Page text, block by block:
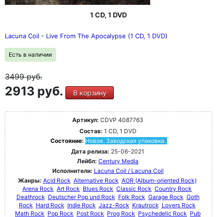
1 CD, 1 DVD
Lacuna Coil - Live From The Apocalypse (1 CD, 1 DVD)
Есть в наличии
3499руб.
2913 руб. В корзину
Артикул: CDVP 4087763
Состав: 1 CD, 1 DVD
Состояние: Новое. Заводская упаковка.
Дата релиза: 25-06-2021
Лейбл: Century Media
Исполнители: Lacuna Coil / Lacuna Coil
Жанры: Acid Rock Alternative Rock AOR (Album-oriented Rock)
Arena Rock Art Rock Blues Rock Classic Rock Country Rock
Deathrock Deutscher Pop und Rock Folk Rock Garage Rock Goth
Rock Hard Rock Indie Rock Jazz-Rock Krautrock Lovers Rock
Math Rock Pop Rock Post Rock Prog Rock Psychedelic Rock Pub